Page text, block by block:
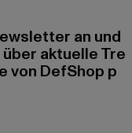
an und
aktuelle Tre
von DefShop p